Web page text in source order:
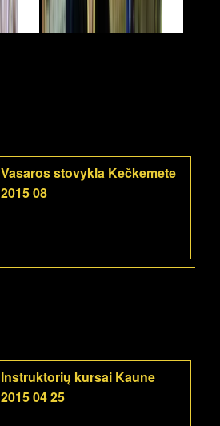
Vasaros stovykla Kečkemete
2015 08
Instruktorių kursai Kaune
2015 04 25